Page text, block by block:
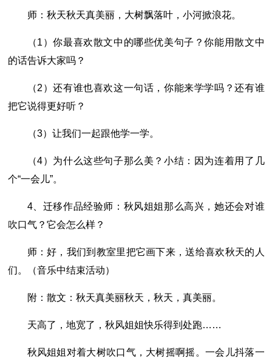
师：秋天秋天真美丽，大树飘落叶，小河掀浪花。
（1）你最喜欢散文中的哪些优美句子？你能用散文中
的话告诉大家吗？
（2）还有谁也喜欢这一句话，你能来学学吗？还有谁
把它说得更好听？
（3）让我们一起跟他学一学。
（4）为什么这些句子那么美？小结：因为连着用了几
个“一会儿”。
4、迁移作品经验师：秋风姐姐那么高兴，她还会对谁
吹口气？它会怎么样？
师：好，我们到教室里把它画下来，送给喜欢秋天的人
们。（音乐中结束活动）
附：散文：秋天真美丽秋天，秋天，真美丽。
天高了，地宽了，秋风姐姐快乐得到处跑……
秋风姐姐对着大树吹口气，大树摇啊摇。一会儿抖落一